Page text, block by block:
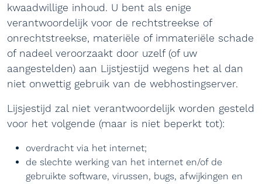
kwaadwillige inhoud. U bent als enige
verantwoordelijk voor de rechtstreekse of
onrechtstreekse, materiële of immateriële schade
of nadeel veroorzaakt door uzelf (of uw
aangestelden) aan Lijstjestijd wegens het al dan
niet onwettig gebruik van de webhostingserver.
Lijsjestijd zal niet verantwoordelijk worden gesteld
voor het volgende (maar is niet beperkt tot):
overdracht via het internet;
de slechte werking van het internet en/of de
gebruikte software, virussen, bugs, afwijkingen en